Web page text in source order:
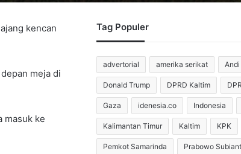
kencan
meja di
masuk ke
Tag Populer
advertorial amerika serikat
Donald Trump DPRD Kaltim
Gaza idenesia.co Indonesia
Kalimantan Timur Kaltim KPK
Pemkot Samarinda Prabowo